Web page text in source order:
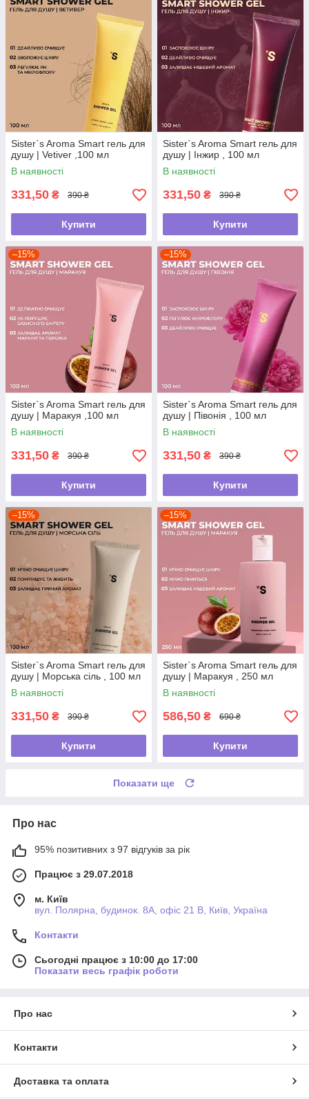
Sister`s Aroma Smart гель для
душу | Vetiver ,100 мл
В наявності
331,50 ₴ 390 ₴
Купити
Sister`s Aroma Smart гель для
душу | Інжир , 100 мл
В наявності
331,50 ₴ 390 ₴
Купити
–15%
Sister`s Aroma Smart гель для
душу | Маракуя ,100 мл
В наявності
331,50 ₴ 390 ₴
Купити
–15%
Sister`s Aroma Smart гель для
душу | Півонія , 100 мл
В наявності
331,50 ₴ 390 ₴
Купити
–15%
Sister`s Aroma Smart гель для
душу | Морська сіль , 100 мл
В наявності
331,50 ₴ 390 ₴
Купити
–15%
Sister`s Aroma Smart гель для
душу | Маракуя , 250 мл
В наявності
586,50 ₴ 690 ₴
Купити
Показати ще
Про нас
95% позитивних з 97 відгуків за рік
Працює з 29.07.2018
м. Київ
вул. Полярна, будинок. 8А, офіс 21 В, Київ, Україна
Контакти
Сьогодні працює з 10:00 до 17:00
Показати весь графік роботи
Про нас
Контакти
Доставка та оплата